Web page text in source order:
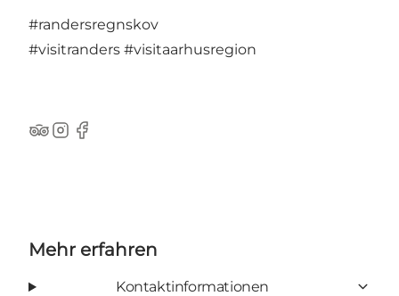
#randersregnskov
#visitranders #visitaarhusregion
TripAdvisor
Instagram
Facebook
Mehr erfahren
Kontaktinformationen